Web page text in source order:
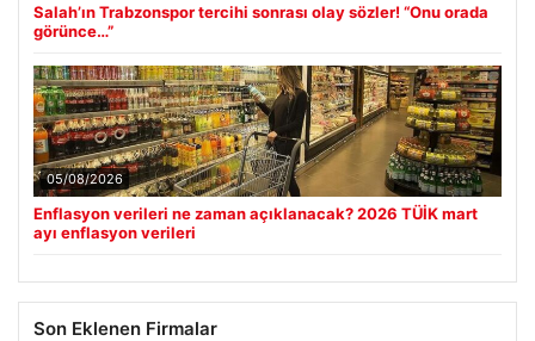
Salah’ın Trabzonspor tercihi sonrası olay sözler! “Onu orada
görünce…”
05/08/2026
Enflasyon verileri ne zaman açıklanacak? 2026 TÜİK mart
ayı enflasyon verileri
Son Eklenen Firmalar